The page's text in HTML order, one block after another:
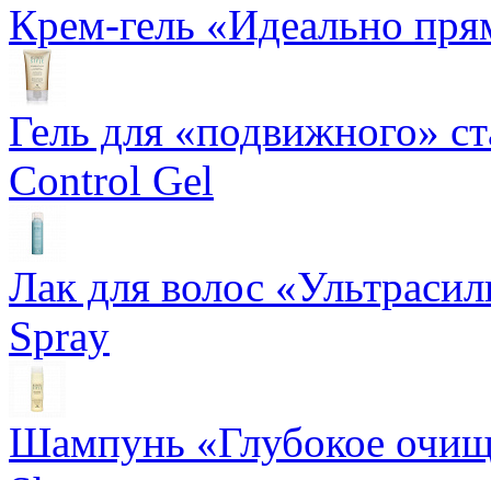
Крем-гель «Идеально
Гель для «подвижного»
Control Gel
Лак для волос
Spray
Шампунь «Глубокое